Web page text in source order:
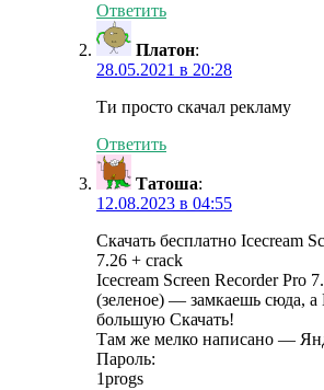
Ответить
Платон:
28.05.2021 в 20:28
Ти просто скачал рекламу
Ответить
Татоша:
12.08.2023 в 04:55
Скачать бесплатно Icecream
7.26 + crack
Icecream Screen Recorder Pro
(зеленое) — замкаешь сюда,
большую Скачать!
Там же мелко написано —
Пароль:
1progs